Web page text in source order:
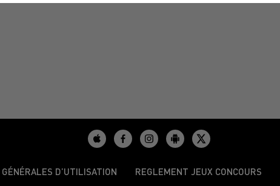
D’UTILISATION REGLEMENT JEUX CONCOURS